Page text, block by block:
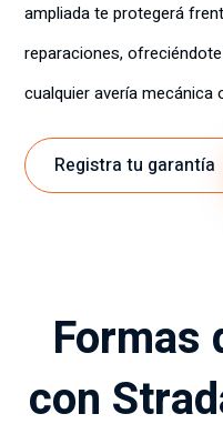
ampliada te protegerá
reparaciones,
cualquier avería mecánica
Registra tu garantía
Formas
con